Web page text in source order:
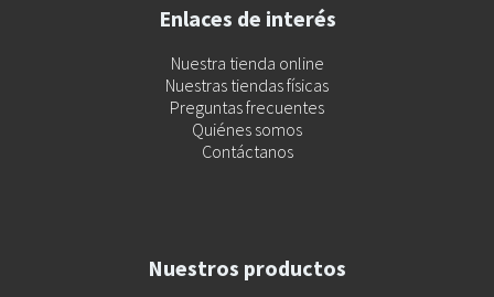
Enlaces de interés
Nuestra tienda online
Nuestras tiendas físicas
Preguntas frecuentes
Quiénes somos
Contáctanos
Nuestros productos